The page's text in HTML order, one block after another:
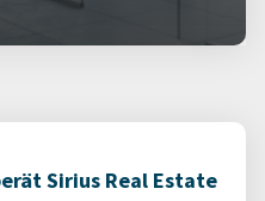
Sirius Real Estate